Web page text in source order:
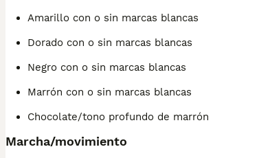
Amarillo con o sin marcas blancas
Dorado con o sin marcas blancas
Negro con o sin marcas blancas
Marrón con o sin marcas blancas
Chocolate/tono profundo de marrón
Marcha/movimiento